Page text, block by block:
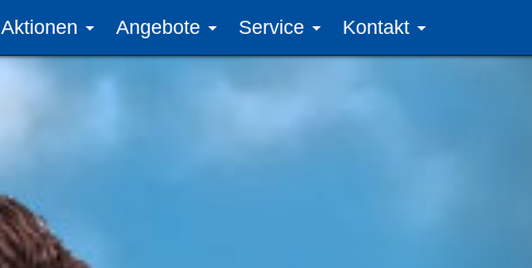
Aktionen Angebote Service Kontakt